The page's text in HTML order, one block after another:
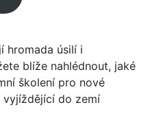
hromada úsilí i
blíže nahlédnout, jaké
školení pro nové
do zemí